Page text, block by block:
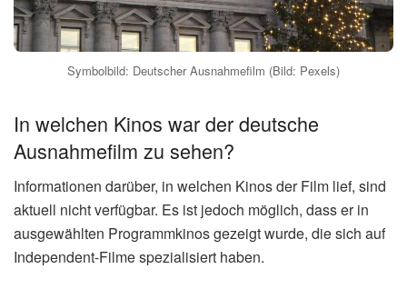
Symbolbild: Deutscher Ausnahmefilm (Bild: Pexels)
In welchen Kinos war der deutsche
Ausnahmefilm zu sehen?
Informationen darüber, in welchen Kinos der Film lief, sind
aktuell nicht verfügbar. Es ist jedoch möglich, dass er in
ausgewählten Programmkinos gezeigt wurde, die sich auf
Independent-Filme spezialisiert haben.